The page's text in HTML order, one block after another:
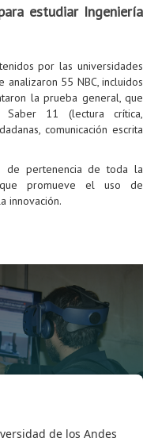
estudiar Ingeniería
por las universidades
analizaron 55 NBC, incluidos
la prueba general, que
11 (lectura crítica,
comunicación escrita
de pertenencia de toda la
que promueve el uso de
innovación.
Maestría RGEMa
de Información (MAIT)
para el Negocio
(MESI)
(MISIS)
Robótica y Sistemas
- Códice